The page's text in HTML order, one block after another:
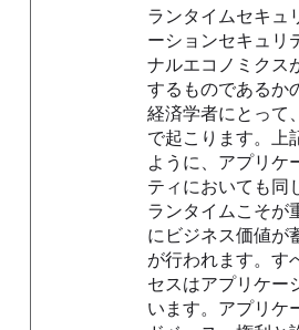
ランタイムセキュ
ーションセキュリ
ナルエコノミクス
するものであるか
経済学者にとって
で起こります。上
ように、アプリケ
ティにおいても同
ランタイムこそが
にビジネス価値が
が行われます。す
セスはアプリケー
います。アプリケ